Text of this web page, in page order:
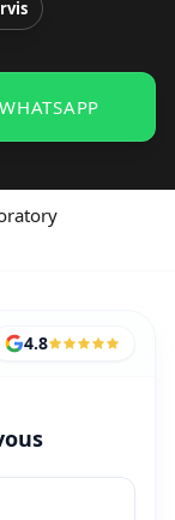
SERVICES DE
WHATSAPP
WHATSAPP
4.8